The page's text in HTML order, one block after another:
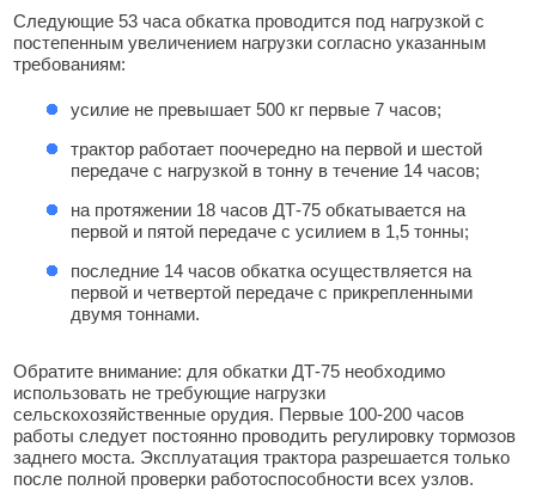
Следующие 53 часа обкатка проводится под нагрузкой с
постепенным увеличением нагрузки согласно указанным
требованиям:
усилие не превышает 500 кг первые 7 часов;
трактор работает поочередно на первой и шестой
передаче с нагрузкой в тонну в течение 14 часов;
на протяжении 18 часов ДТ-75 обкатывается на
первой и пятой передаче с усилием в 1,5 тонны;
последние 14 часов обкатка осуществляется на
первой и четвертой передаче с прикрепленными
двумя тоннами.
Обратите внимание: для обкатки ДТ-75 необходимо
использовать не требующие нагрузки
сельскохозяйственные орудия. Первые 100-200 часов
работы следует постоянно проводить регулировку тормозов
заднего моста. Эксплуатация трактора разрешается только
после полной проверки работоспособности всех узлов.